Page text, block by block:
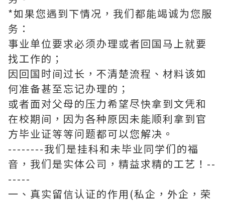
*如果您遇到下情况，我们都能竭诚为您服
务：
事业单位要求必须办理或者回国马上就要
找工作的；
因回国时间过长，不清楚流程、材料该如
何准备甚至忘记办理的；
或者面对父母的压力希望尽快拿到文凭和
在校期间，因为各种原因未能顺利拿到官
方毕业证等等问题都可以您解决。
--------我们是挂科和未毕业同学们的福
音，我们是实体公司，精益求精的工艺！--
-----
一、真实留信认证的作用(私企，外企，荣